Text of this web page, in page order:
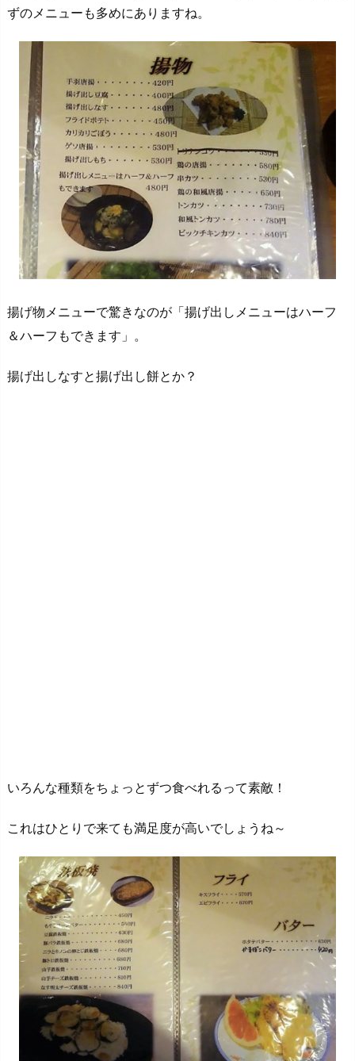
ずのメニューも多めにありますね。
揚げ物メニューで驚きなのが「揚げ出しメニューはハーフ
＆ハーフもできます」。
揚げ出しなすと揚げ出し餅とか？
いろんな種類をちょっとずつ食べれるって素敵！
これはひとりで来ても満足度が高いでしょうね～